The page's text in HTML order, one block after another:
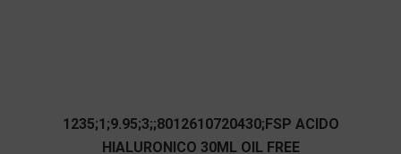
1235;1;9.95;3;;8012610720430;FSP ACIDO
HIALURONICO 30ML OIL FREE